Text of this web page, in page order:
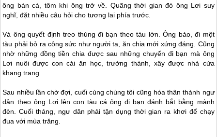
ông bán cá, tôm khi ông trở về. Quãng thời gian đó ông Lơi suy
nghĩ, đặt nhiều câu hỏi cho tương lai phía trước.
Và ông quyết định treo thúng đi bạn theo tàu lớn. Ông bảo, đi một
tàu phải bỏ ra công sức như người ta, ăn chia mới xứng đáng. Cũng
nhờ những đồng tiền chia được sau những chuyến đi bạn mà ông
Lơi nuôi được con cái ăn học, trưởng thành, xây được nhà cửa
khang trang.
Sau nhiều lần chờ đợi, cuối cùng chúng tôi cũng hóa thân thành ngư
dân theo ông Lơi lên con tàu cá ông đi bạn đánh bắt bằng mành
đèn. Cuối tháng, ngư dân phải tận dụng thời gian ra khơi để chạy
đua với mùa trăng.